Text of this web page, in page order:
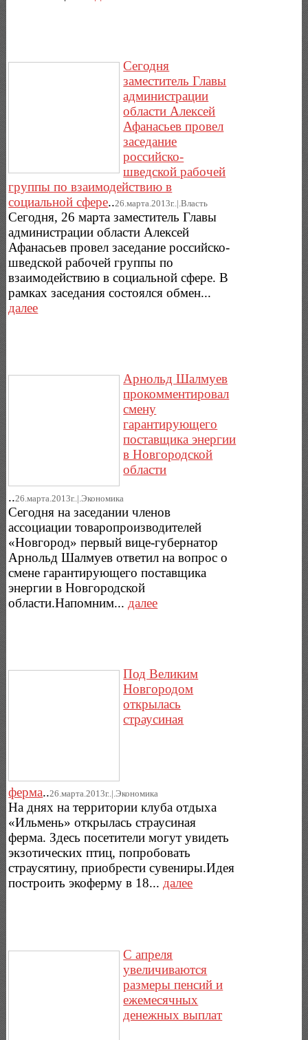
Сегодня
заместитель Главы
администрации
области Алексей
Афанасьев провел
заседание
российско-
шведской рабочей
группы по взаимодействию в
социальной сфере..26.марта.2013г..|.Власть
Сегодня, 26 марта заместитель Главы
администрации области Алексей
Афанасьев провел заседание российско-
шведской рабочей группы по
взаимодействию в социальной сфере. В
рамках заседания состоялся обмен...
далее
Арнольд Шалмуев
прокомментировал
смену
гарантирующего
поставщика энергии
в Новгородской
области
..26.марта.2013г..|.Экономика
Сегодня на заседании членов
ассоциации товаропроизводителей
«Новгород» первый вице-губернатор
Арнольд Шалмуев ответил на вопрос о
смене гарантирующего поставщика
энергии в Новгородской
области.Напомним... далее
Под Великим
Новгородом
открылась
страусиная
ферма..26.марта.2013г..|.Экономика
На днях на территории клуба отдыха
«Ильмень» открылась страусиная
ферма. Здесь посетители могут увидеть
экзотических птиц, попробовать
страусятину, приобрести сувениры.Идея
построить экоферму в 18...далее
С апреля
увеличиваются
размеры пенсий и
ежемесячных
денежных выплат